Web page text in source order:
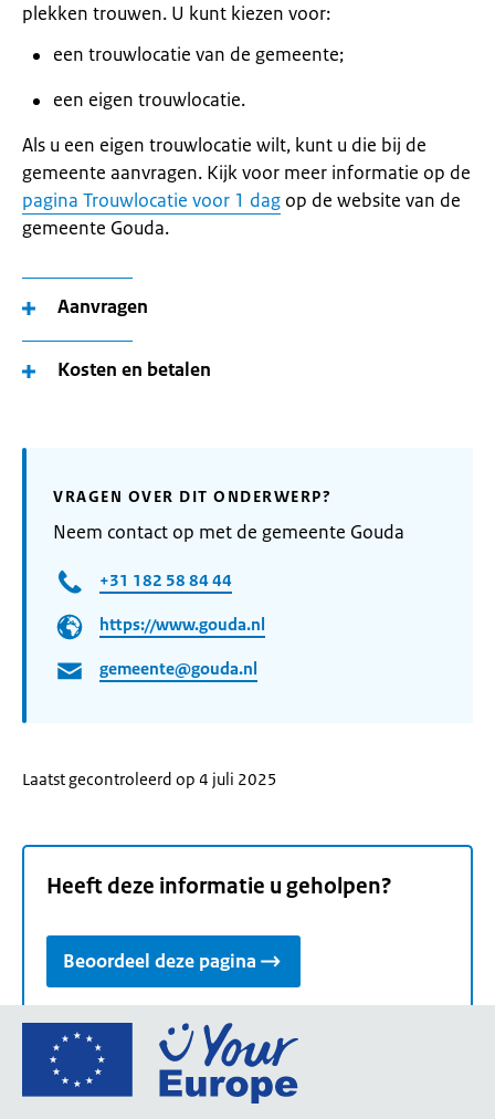
plekken trouwen. U kunt kiezen voor:
een trouwlocatie van de gemeente;
een eigen trouwlocatie.
Als u een eigen trouwlocatie wilt, kunt u die bij de
gemeente aanvragen. Kijk voor meer informatie op de
pagina Trouwlocatie voor 1 dag op de website van de
gemeente Gouda.
Aanvragen
Kosten en betalen
VRAGEN OVER DIT ONDERWERP?
Neem contact op met de gemeente Gouda
+31 182 58 84 44
https://www.gouda.nl
gemeente@gouda.nl
Laatst gecontroleerd op 4 juli 2025
Heeft deze informatie u geholpen?
Beoordeel deze pagina
Ga
de